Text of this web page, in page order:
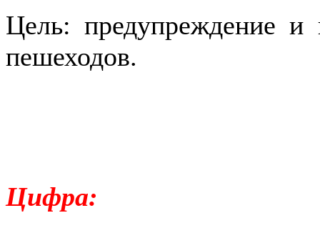
Цель: предупреждение
пешеходов.
Цифра: